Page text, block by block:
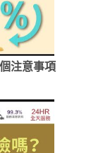
注意事項